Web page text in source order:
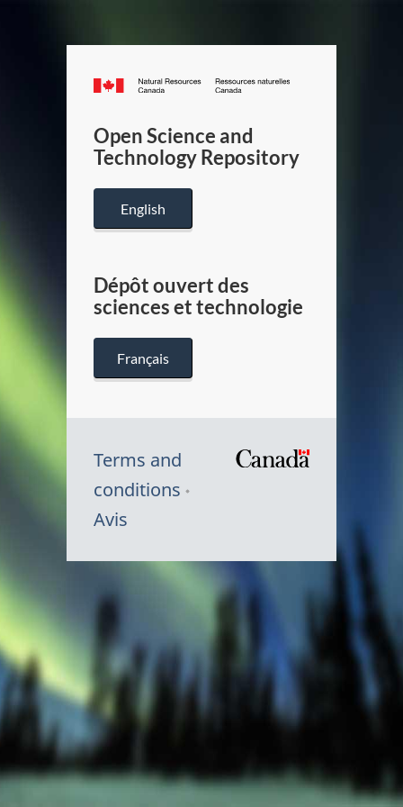
Canada.ca
/
Canada
Open Science and
Technology Repository
English
Dépôt ouvert des
sciences et technologie
Français
Terms and
conditions
Avis
Canada